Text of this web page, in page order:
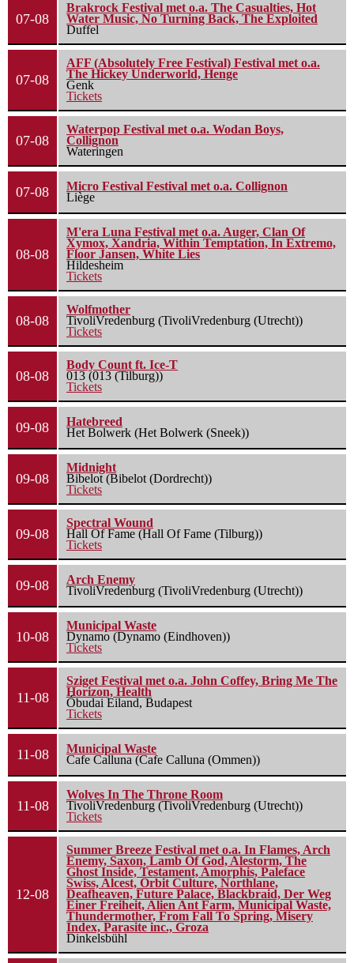
07-08
Brakrock Festival met o.a. The Casualties, Hot
Water Music, No Turning Back, The Exploited
Duffel
07-08
AFF (Absolutely Free Festival) Festival met o.a.
The Hickey Underworld, Henge
Genk
Tickets
07-08
Waterpop Festival met o.a. Wodan Boys,
Collignon
Wateringen
07-08
Micro Festival Festival met o.a. Collignon
Liège
08-08
M'era Luna Festival met o.a. Auger, Clan Of
Xymox, Xandria, Within Temptation, In Extremo,
Floor Jansen, White Lies
Hildesheim
Tickets
08-08
Wolfmother
TivoliVredenburg (TivoliVredenburg (Utrecht))
Tickets
08-08
Body Count ft. Ice-T
013 (013 (Tilburg))
Tickets
09-08
Hatebreed
Het Bolwerk (Het Bolwerk (Sneek))
09-08
Midnight
Bibelot (Bibelot (Dordrecht))
Tickets
09-08
Spectral Wound
Hall Of Fame (Hall Of Fame (Tilburg))
Tickets
09-08
Arch Enemy
TivoliVredenburg (TivoliVredenburg (Utrecht))
10-08
Municipal Waste
Dynamo (Dynamo (Eindhoven))
Tickets
11-08
Sziget Festival met o.a. John Coffey, Bring Me The
Horizon, Health
Óbudai Eiland, Budapest
Tickets
11-08
Municipal Waste
Cafe Calluna (Cafe Calluna (Ommen))
11-08
Wolves In The Throne Room
TivoliVredenburg (TivoliVredenburg (Utrecht))
Tickets
12-08
Summer Breeze Festival met o.a. In Flames, Arch
Enemy, Saxon, Lamb Of God, Alestorm, The
Ghost Inside, Testament, Amorphis, Paleface
Swiss, Alcest, Orbit Culture, Northlane,
Deafheaven, Future Palace, Blackbraid, Der Weg
Einer Freiheit, Alien Ant Farm, Municipal Waste,
Thundermother, From Fall To Spring, Misery
Index, Parasite inc., Groza
Dinkelsbühl